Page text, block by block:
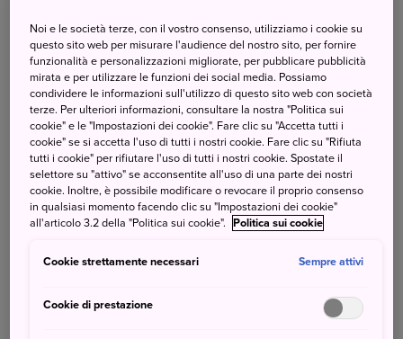
JNTO - Japan National Tourism Organization
Noi e le società terze, con il vostro consenso, utilizziamo i cookie su
questo sito web per misurare l'audience del nostro sito, per fornire
funzionalità e personalizzazioni migliorate, per pubblicare pubblicità
mirata e per utilizzare le funzioni dei social media. Possiamo
condividere le informazioni sull'utilizzo di questo sito web con società
terze. Per ulteriori informazioni, consultare la nostra "Politica sui
cookie" e le "Impostazioni dei cookie". Fare clic su "Accetta tutti i
cookie" se si accetta l'uso di tutti i nostri cookie. Fare clic su "Rifiuta
tutti i cookie" per rifiutare l'uso di tutti i nostri cookie. Spostate il
selettore su "attivo" se acconsentite all'uso di una parte dei nostri
cookie. Inoltre, è possibile modificare o revocare il proprio consenso
in qualsiasi momento facendo clic su "Impostazioni dei cookie"
all'articolo 3.2 della "Politica sui cookie". Politica sui cookie
Cookie strettamente necessari Sempre attivi
Cookie di prestazione